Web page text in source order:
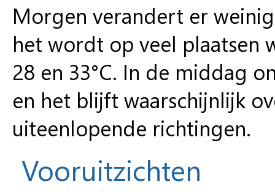
Morgen verandert er
het wordt op veel plaatsen
28 en 33°C. In de middag
en het blijft waarschijnlijk
uiteenlopende richtingen.
Vooruitzichten